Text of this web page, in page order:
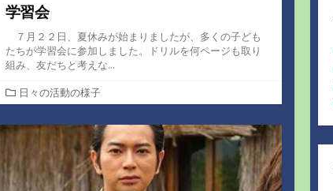
学習会
７月２２日、夏休みが始まりましたが、多くの子ども
たちが学習会に参加しました。ドリルを何ページも取り
組み、友だちと考えな...
カ
テ
ゴ
ー
日々の活動の様子